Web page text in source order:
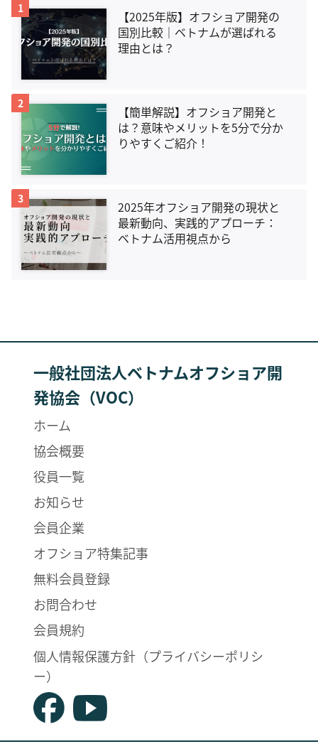
1
【2025年版】オフショア開発の
国別比較｜ベトナムが選ばれる
理由とは？
2
【簡単解説】オフショア開発と
は？意味やメリットを5分で分か
りやすくご紹介！
3
2025年オフショア開発の現状と
最新動向、実践的アプローチ：
ベトナム活用視点から
一般社団法人ベトナムオフショア開
発協会（VOC）
ホーム
協会概要
役員一覧
お知らせ
会員企業
オフショア特集記事
無料会員登録
お問合わせ
会員規約
個人情報保護方針（プライバシーポリシ
ー）